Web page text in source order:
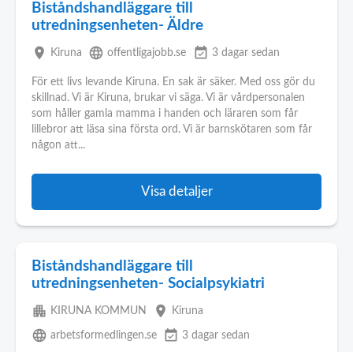
Biståndshandläggare till
utredningsenheten- Äldre
place Kiruna language offentligajobb.se event_available 3 dagar sedan
För ett livs levande Kiruna. En sak är säker. Med oss gör du
skillnad. Vi är Kiruna, brukar vi säga. Vi är vårdpersonalen
som håller gamla mamma i handen och läraren som får
lillebror att läsa sina första ord. Vi är barnskötaren som får
någon att...
Visa detaljer
Biståndshandläggare till
utredningsenheten- Socialpsykiatri
apartment KIRUNA KOMMUN place Kiruna
language arbetsformedlingen.se event_available 3 dagar sedan